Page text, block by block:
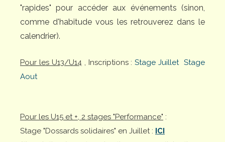
"rapides" pour accéder aux événements (sinon,
comme d'habitude vous les retrouverez dans le
calendrier).
Pour les U13/U14, Inscriptions :Stage Juillet Stage
Aout
Pour les U15 et +, 2 stages "Performance" :
Stage "Dossards solidaires" en Juillet : ICI